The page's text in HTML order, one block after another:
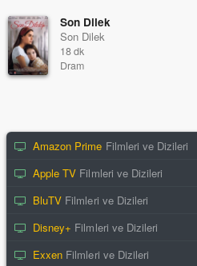
Son Dilek
Son Dilek
18 dk
Dram
Amazon Prime Filmleri ve Dizileri
Apple TV Filmleri ve Dizileri
BluTV Filmleri ve Dizileri
Disney+ Filmleri ve Dizileri
Exxen Filmleri ve Dizileri